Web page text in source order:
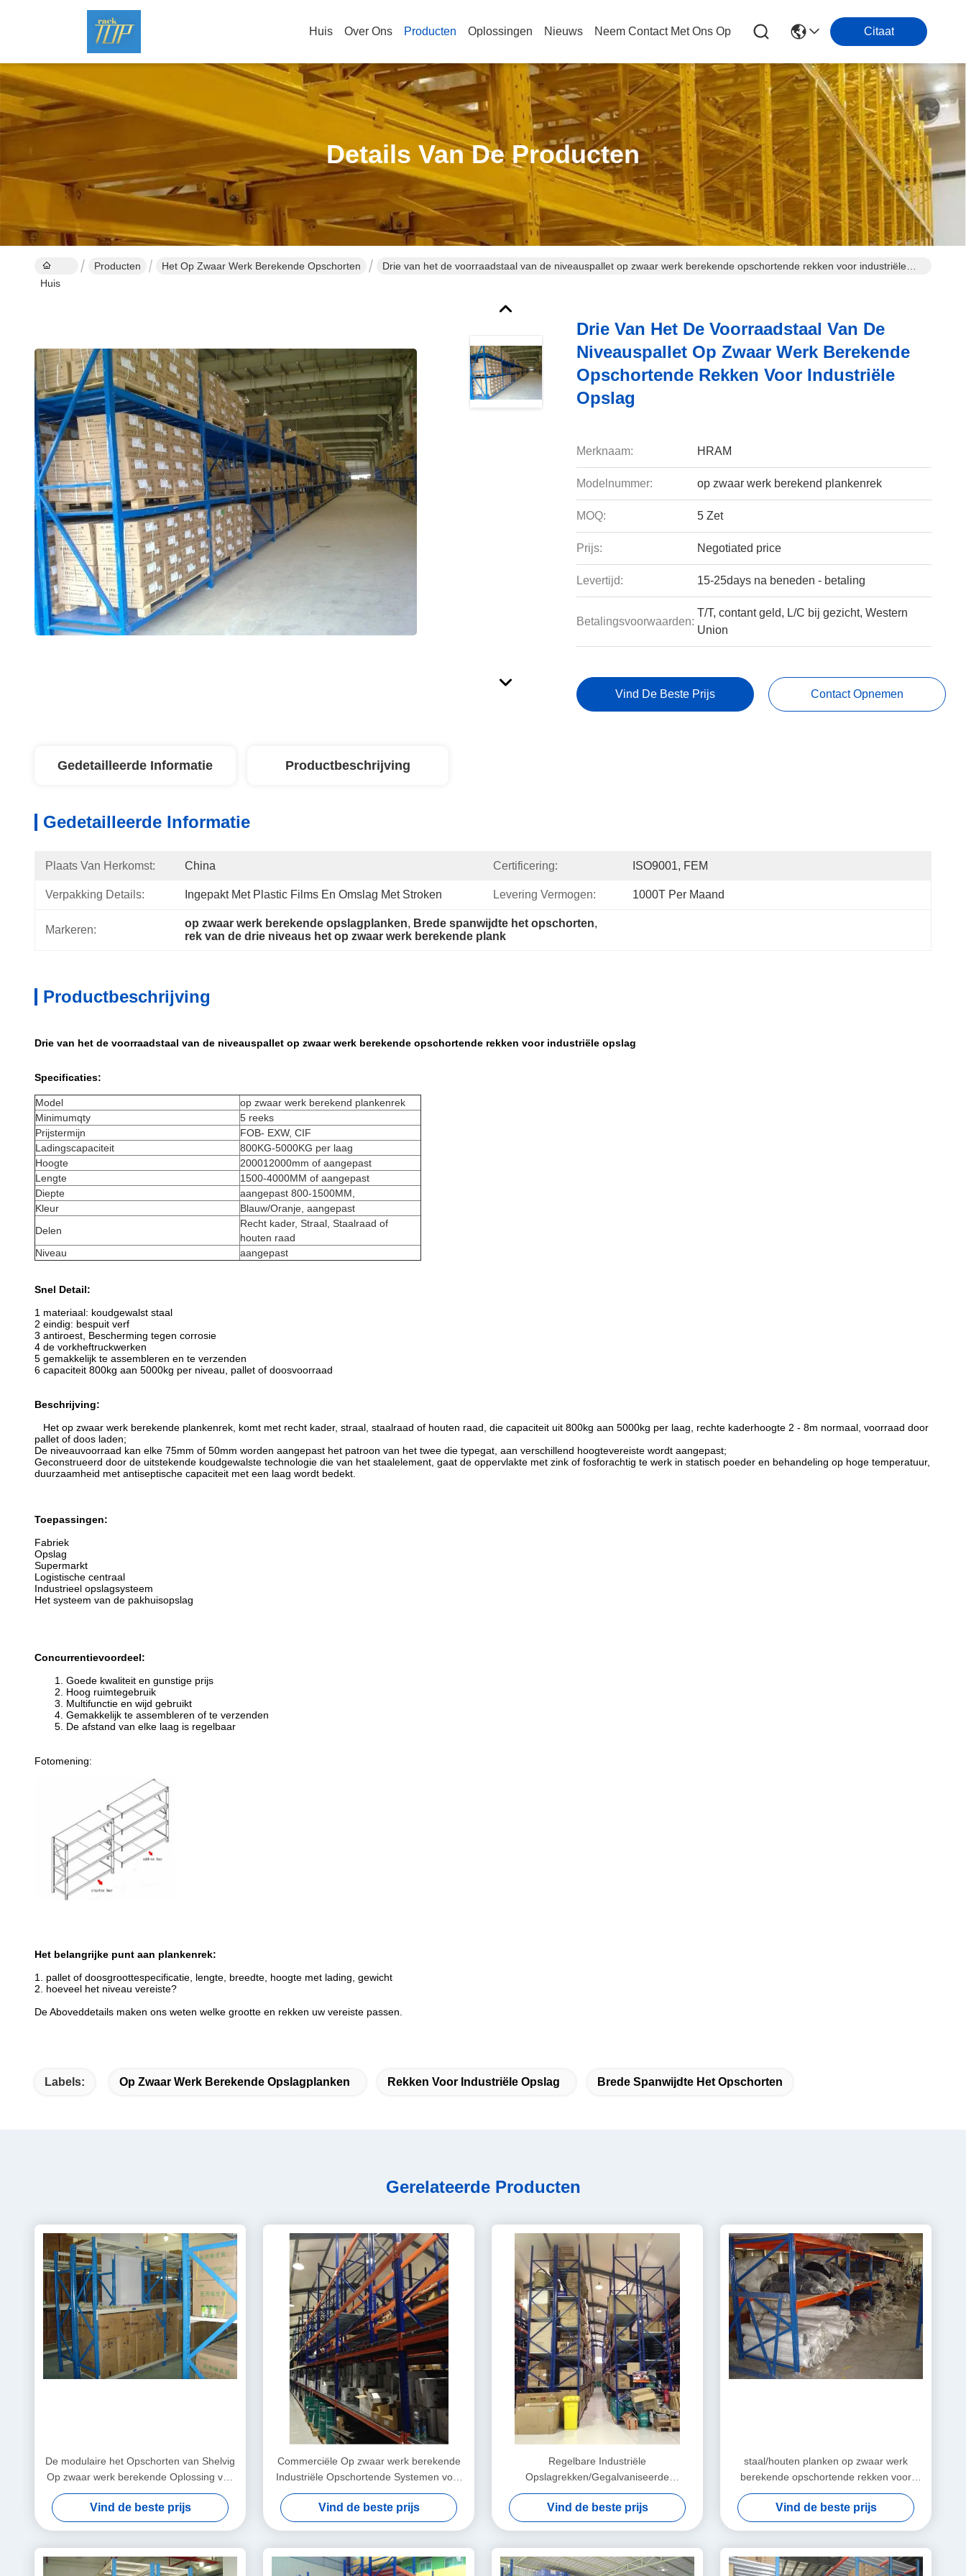
Huis Over Ons Producten Oplossingen Nieuws Neem Contact Met Ons Op Citaat
Details Van De Producten
Huis
Producten Het Op Zwaar Werk Berekende Opschorten
Drie van het de voorraadstaal van de niveauspallet op zwaar werk berekende opschortende rekken voor industriële
Drie Van Het De Voorraadstaal Van De
Niveauspallet Op Zwaar Werk Berekende
Opschortende Rekken Voor Industriële
Opslag
Merknaam: HRAM
Modelnummer: op zwaar werk berekend plankenrek
MOQ: 5 Zet
Prijs: Negotiated price
Levertijd: 15-25days na beneden - betaling
Betalingsvoorwaarden:
T/T, contant geld, L/C bij gezicht, Western
Union
Vind De Beste Prijs Contact Opnemen
Gedetailleerde Informatie Productbeschrijving
Gedetailleerde Informatie
Plaats Van Herkomst: China Certificering: ISO9001, FEM
Verpakking Details: Ingepakt Met Plastic Films En Omslag Met Stroken Levering Vermogen: 1000T Per Maand
Markeren:
op zwaar werk berekende opslagplanken, Brede spanwijdte het opschorten,
rek van de drie niveaus het op zwaar werk berekende plank
Productbeschrijving
Drie van het de voorraadstaal van de niveauspallet op zwaar werk berekende opschortende rekken voor industriële opslag
Specificaties:
Model
op zwaar werk berekend plankenrek
Minimumqty
5 reeks
Prijstermijn
FOB- EXW, CIF
Ladingscapaciteit
800KG-5000KG per laag
Hoogte
200012000mm of aangepast
Lengte
1500-4000MM of aangepast
Diepte
aangepast 800-1500MM,
Kleur
Blauw/Oranje, aangepast
Delen
Recht kader, Straal, Staalraad of
houten raad
Niveau
aangepast
Snel Detail:
1 materiaal: koudgewalst staal
2 eindig: bespuit verf
3 antiroest, Bescherming tegen corrosie
4 de vorkheftruckwerken
5 gemakkelijk te assembleren en te verzenden
6 capaciteit 800kg aan 5000kg per niveau, pallet of doosvoorraad
Beschrijving:
Het op zwaar werk berekende plankenrek, komt met recht kader, straal, staalraad of houten raad, die capaciteit uit 800kg aan 5000kg per laag, rechte kaderhoogte 2 - 8m normaal, voorraad door
pallet of doos laden;
De niveauvoorraad kan elke 75mm of 50mm worden aangepast het patroon van het twee die typegat, aan verschillend hoogtevereiste wordt aangepast;
Geconstrueerd door de uitstekende koudgewalste technologie die van het staalelement, gaat de oppervlakte met zink of fosforachtig te werk in statisch poeder en behandeling op hoge temperatuur,
duurzaamheid met antiseptische capaciteit met een laag wordt bedekt.
Toepassingen:
Fabriek
Opslag
Supermarkt
Logistische centraal
Industrieel opslagsysteem
Het systeem van de pakhuisopslag
Concurrentievoordeel:
1. Goede kwaliteit en gunstige prijs
2. Hoog ruimtegebruik
3. Multifunctie en wijd gebruikt
4. Gemakkelijk te assembleren of te verzenden
5. De afstand van elke laag is regelbaar
Fotomening:
Het belangrijke punt aan plankenrek:
1. pallet of doosgroottespecificatie, lengte, breedte, hoogte met lading, gewicht
2. hoeveel het niveau vereiste?
De Aboveddetails maken ons weten welke grootte en rekken uw vereiste passen.
Labels: Op Zwaar Werk Berekende Opslagplanken Rekken Voor Industriële Opslag Brede Spanwijdte Het Opschorten
Gerelateerde Producten
De modulaire het Opschorten van Shelvig
Op zwaar werk berekende Oplossing van
het Opslagbeheer
Vind de beste prijs
Commerciële Op zwaar werk berekende
Industriële Opschortende Systemen voor
Materiële Behandeling
Vind de beste prijs
Regelbare Industriële
Opslagrekken/Gegalvaniseerde
Opschortende Rekken
Vind de beste prijs
staal/houten planken op zwaar werk
berekende opschortende rekken voor
stoffen materiële voorraad
Vind de beste prijs